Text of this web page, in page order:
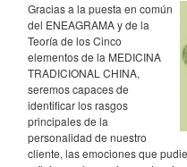
Gracias a la puesta en común
del ENEAGRAMA y de la
Teoría de los Cinco
elementos de la MEDICINA
TRADICIONAL CHINA,
seremos capaces de
identificar los rasgos
principales de la
personalidad de nuestro
cliente, las emociones que